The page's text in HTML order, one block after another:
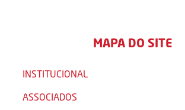
MAPA DO SITE
INSTITUCIONAL
ASSOCIADOS